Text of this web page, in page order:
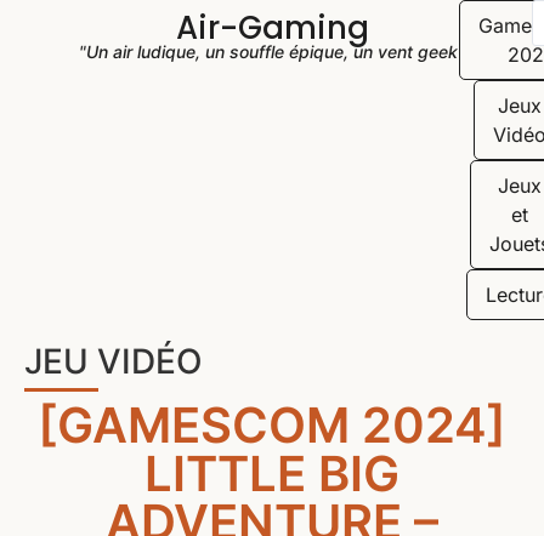
Air-Gaming
"Un air ludique, un souffle épique, un vent geek"
Jeux
Jeux
et
JEU VIDÉO
[GAMESCOM 2024]
LITTLE BIG
ADVENTURE –